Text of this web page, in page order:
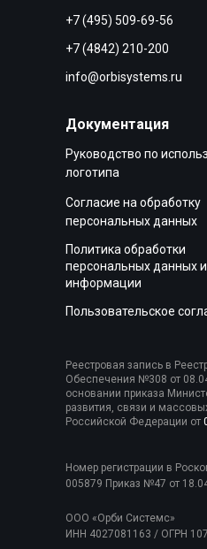
+7 (4842) 210-200
ИНН 4027081163 / ОГРН
Реестровая запись в
Обеспечения №308 от
основании приказа
развития, связи и
Российской Федерации от
Номер регистрации в
005879 Приказ №47 от
ООО «Орби Системс»
Руководство по
логотипа
Согласие на обработку
персональных данных
Пользовательское
Политика обработки
персональных данных и
информации
info@orbisystems.ru
Документация
+7 (495) 509-69-56